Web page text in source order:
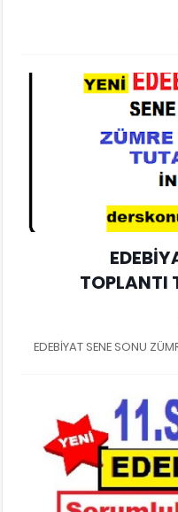
TOPLANTI